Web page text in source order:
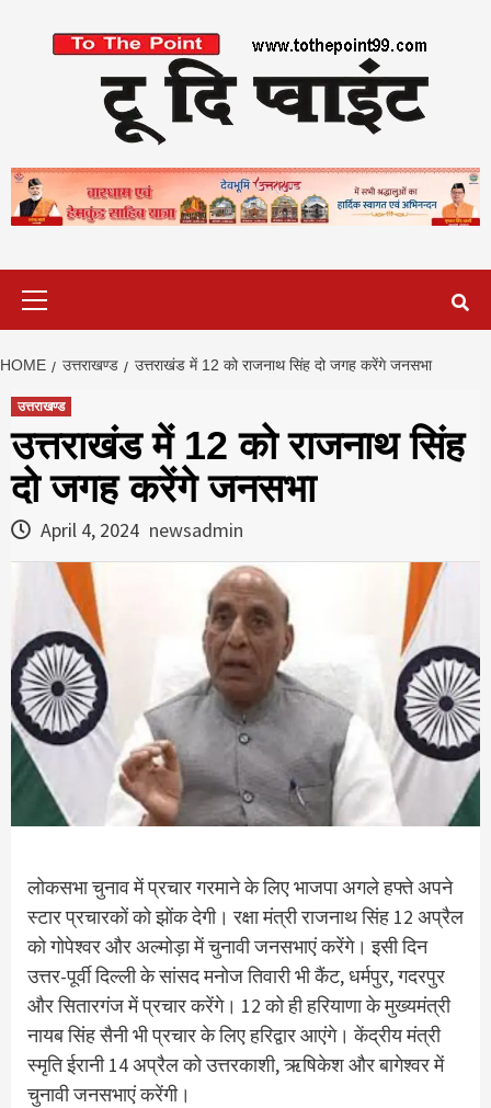
HOME उत्तराखण्ड उत्तराखंड में 12 को राजनाथ सिंह दो जगह करेंगे जनसभा
उत्तराखण्ड
उत्तराखंड में 12 को राजनाथ सिंह
दो जगह करेंगे जनसभा
April 4, 2024 newsadmin
लोकसभा चुनाव में प्रचार गरमाने के लिए भाजपा अगले हफ्ते अपने
स्टार प्रचारकों को झोंक देगी। रक्षा मंत्री राजनाथ सिंह 12 अप्रैल
को गोपेश्वर और अल्मोड़ा में चुनावी जनसभाएं करेंगे। इसी दिन
उत्तर-पूर्वी दिल्ली के सांसद मनोज तिवारी भी कैंट, धर्मपुर, गदरपुर
और सितारगंज में प्रचार करेंगे। 12 को ही हरियाणा के मुख्यमंत्री
नायब सिंह सैनी भी प्रचार के लिए हरिद्वार आएंगे। केंद्रीय मंत्री
स्मृति ईरानी 14 अप्रैल को उत्तरकाशी, ऋषिकेश और बागेश्वर में
चुनावी जनसभाएं करेंगी।